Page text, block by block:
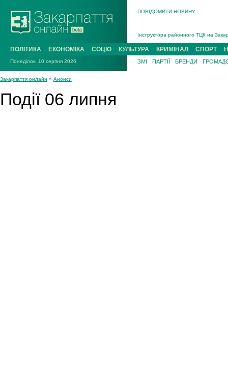
ПОВІДОМИТИ НОВИНУ
Інструктора районного ТЦК на
В Ужгороді попрощаються із
В Ужгороді 5 серпня
Підтвердили загибель захисника
ПОЛІТИКА ЕКОНОМІКА СОЦІО КУЛЬТУРА КРИМІНАЛ СПОРТ
Понеділок, 10 серпня 2026 ЗМІ ПАРТІЇ БРЕНДИ
Закарпаття онлайн » Анонси
Події 06 липня